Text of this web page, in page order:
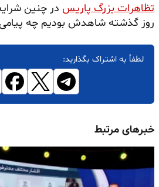
تظاهرات بزرگ پاریس در چنین
روز گذشته شاهدش بودیم چه پیامی
لطفاً به اشتراک بگذارید:
خبرهای مرتبط